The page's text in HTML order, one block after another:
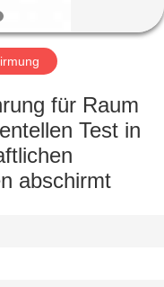
für Raum
Test in
abschirmt